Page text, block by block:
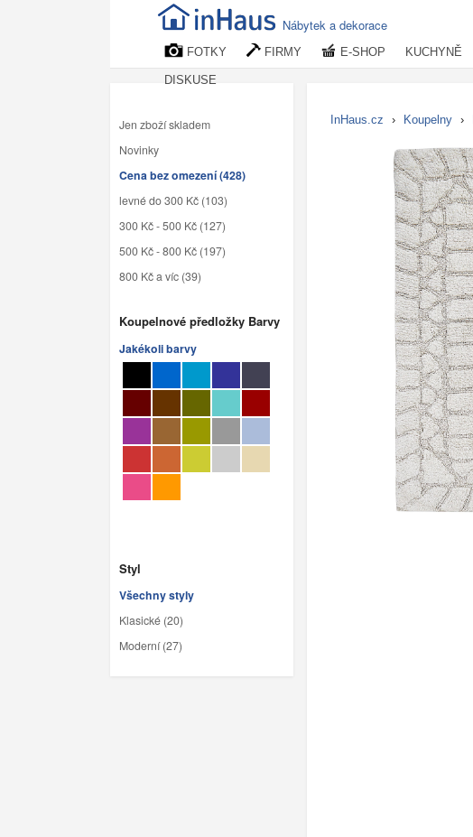
Nábytek a dekorace
FOTKY FIRMY E-SHOP KUCHYNĚ
DISKUSE
Jen zboží skladem
Novinky
Cena bez omezení (428)
levné do 300 Kč (103)
300 Kč - 500 Kč (127)
500 Kč - 800 Kč (197)
800 Kč a víc (39)
Koupelnové předložky Barvy
Jakékoli barvy
Styl
Všechny styly
Klasické (20)
Moderní (27)
InHaus.cz › Koupelny ›